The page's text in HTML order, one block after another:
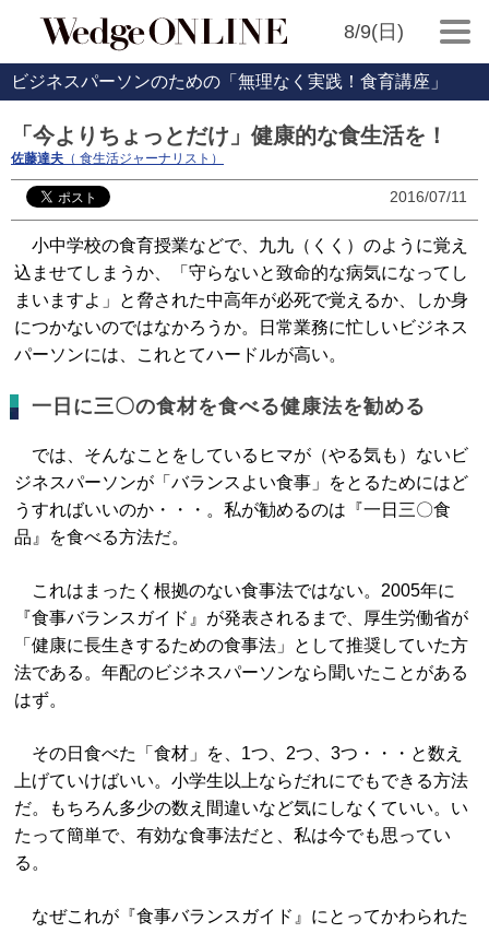
8/9(日)
ビジネスパーソンのための「無理なく実践！食育講座」
「今よりちょっとだけ」健康的な食生活を！
佐藤達夫 （ 食生活ジャーナリスト）
2016/07/11
小中学校の食育授業などで、九九（くく）のように覚え
込ませてしまうか、「守らないと致命的な病気になってし
まいますよ」と脅された中高年が必死で覚えるか、しか身
につかないのではなかろうか。日常業務に忙しいビジネス
パーソンには、これとてハードルが高い。
一日に三〇の食材を食べる健康法を勧める
では、そんなことをしているヒマが（やる気も）ないビ
ジネスパーソンが「バランスよい食事」をとるためにはど
うすればいいのか・・・。私が勧めるのは『一日三〇食
品』を食べる方法だ。
これはまったく根拠のない食事法ではない。2005年に
『食事バランスガイド』が発表されるまで、厚生労働省が
「健康に長生きするための食事法」として推奨していた方
法である。年配のビジネスパーソンなら聞いたことがある
はず。
その日食べた「食材」を、1つ、2つ、3つ・・・と数え
上げていけばいい。小学生以上ならだれにでもできる方法
だ。もちろん多少の数え間違いなど気にしなくていい。い
たって簡単で、有効な食事法だと、私は今でも思ってい
る。
なぜこれが『食事バランスガイド』にとってかわられた